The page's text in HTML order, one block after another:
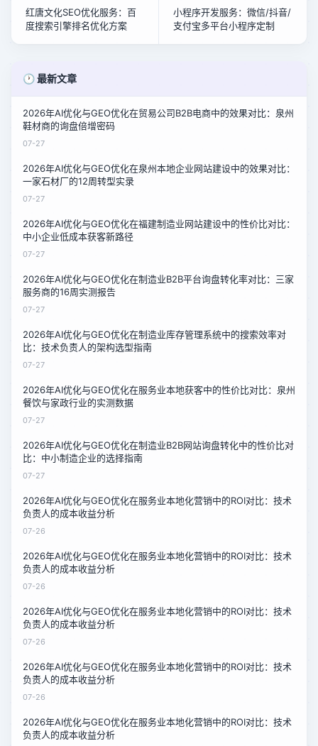
红唐文化SEO优化服务：百
度搜索引擎排名优化方案
小程序开发服务：微信/抖音/
支付宝多平台小程序定制
🕐 最新文章
2026年AI优化与GEO优化在贸易公司B2B电商中的效果对比：泉州
鞋材商的询盘倍增密码
07-27
2026年AI优化与GEO优化在泉州本地企业网站建设中的效果对比：
一家石材厂的12周转型实录
07-27
2026年AI优化与GEO优化在福建制造业网站建设中的性价比对比：
中小企业低成本获客新路径
07-27
2026年AI优化与GEO优化在制造业B2B平台询盘转化率对比：三家
服务商的16周实测报告
07-27
2026年AI优化与GEO优化在制造业库存管理系统中的搜索效率对
比：技术负责人的架构选型指南
07-27
2026年AI优化与GEO优化在服务业本地获客中的性价比对比：泉州
餐饮与家政行业的实测数据
07-27
2026年AI优化与GEO优化在制造业B2B网站询盘转化中的性价比对
比：中小制造企业的选择指南
07-27
2026年AI优化与GEO优化在服务业本地化营销中的ROI对比：技术
负责人的成本收益分析
07-26
2026年AI优化与GEO优化在服务业本地化营销中的ROI对比：技术
负责人的成本收益分析
07-26
2026年AI优化与GEO优化在服务业本地化营销中的ROI对比：技术
负责人的成本收益分析
07-26
2026年AI优化与GEO优化在服务业本地化营销中的ROI对比：技术
负责人的成本收益分析
07-26
2026年AI优化与GEO优化在服务业本地化营销中的ROI对比：技术
负责人的成本收益分析